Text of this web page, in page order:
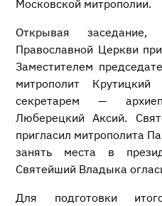
Московской митрополии.
Открывая заседание,
Православной Церкви
Заместителем
митрополит
секретарем —
Люберецкий Аксий.
пригласил митрополита
занять места в
Святейший Владыка
Для подготовки